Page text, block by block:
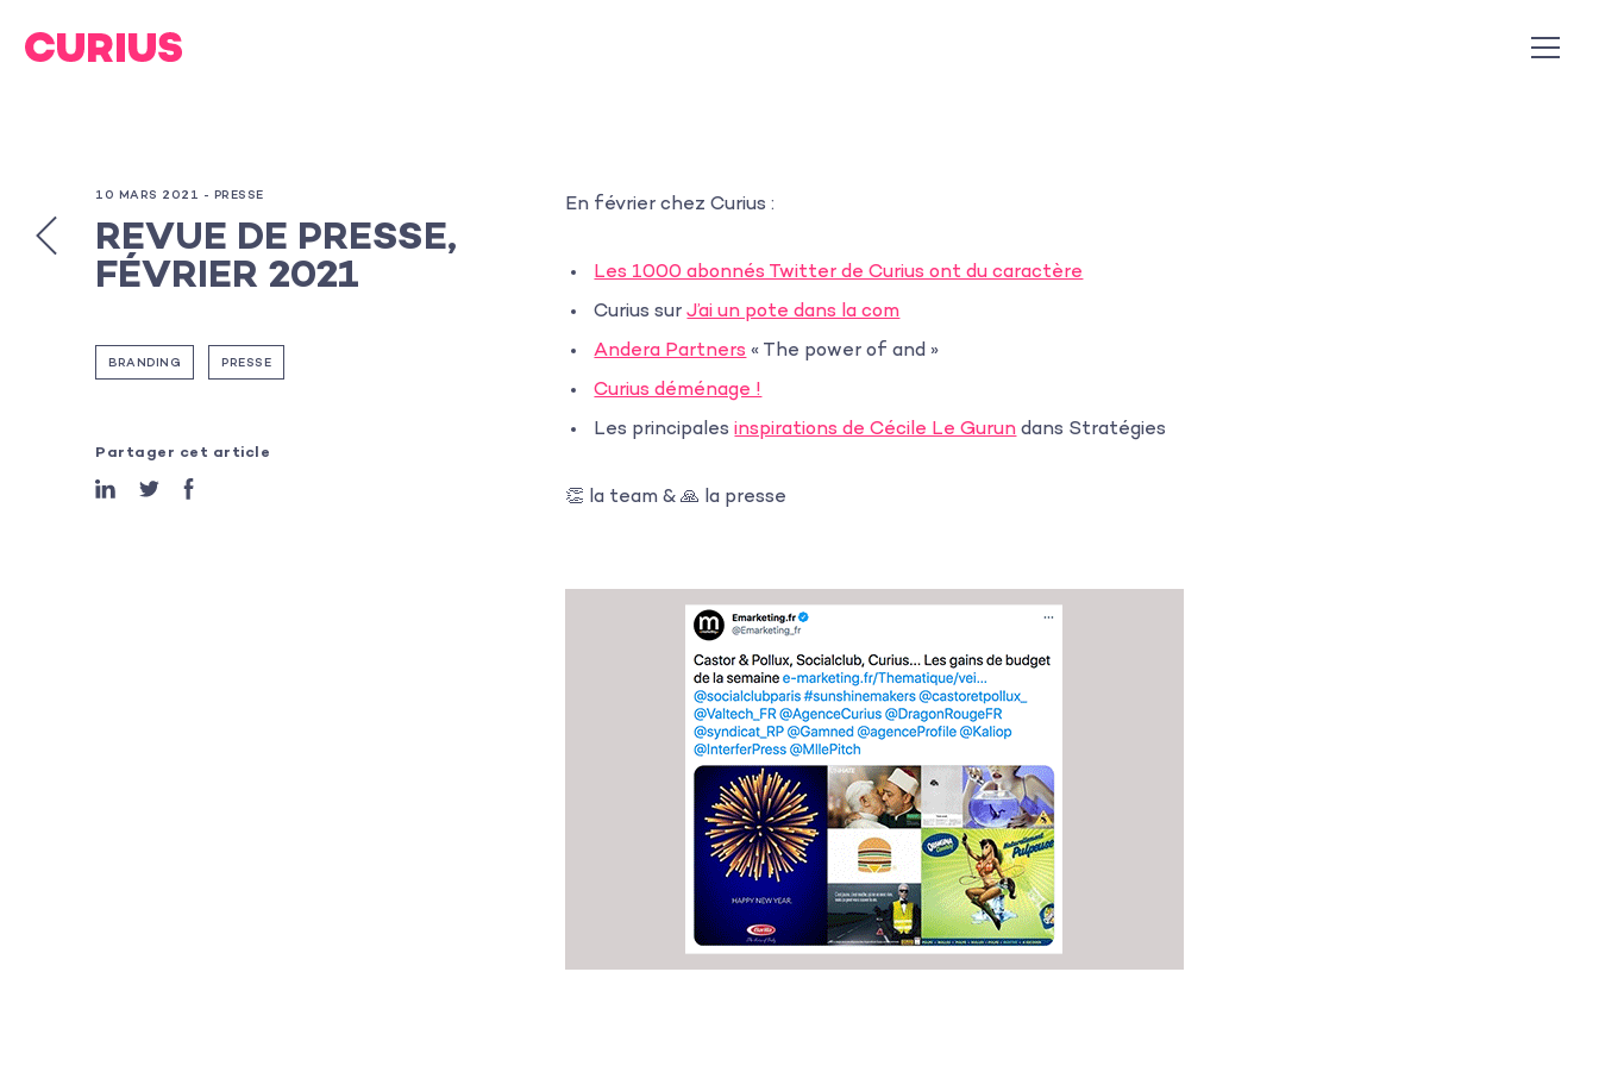
10 MARS 2021 - PRESSE
REVUE DE PRESSE,
FÉVRIER 2021
BRANDING PRESSE
Partager cet article
En février chez Curius :
Les 1000 abonnés Twitter de Curius ont du caractère
Curius surJ’ai un pote dans la com
Andera Partners« The power of and »
Curius déménage !
Les principalesinspirations de Cécile Le Gurundans Stratégies
👏 la team & 🙏 la presse